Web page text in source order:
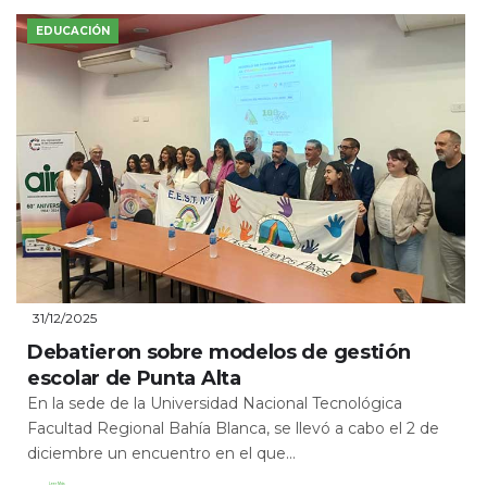
EDUCACIÓN
31/12/2025
Debatieron sobre modelos de gestión
escolar de Punta Alta
En la sede de la Universidad Nacional Tecnológica
Facultad Regional Bahía Blanca, se llevó a cabo el 2 de
diciembre un encuentro en el que...
Leer Más